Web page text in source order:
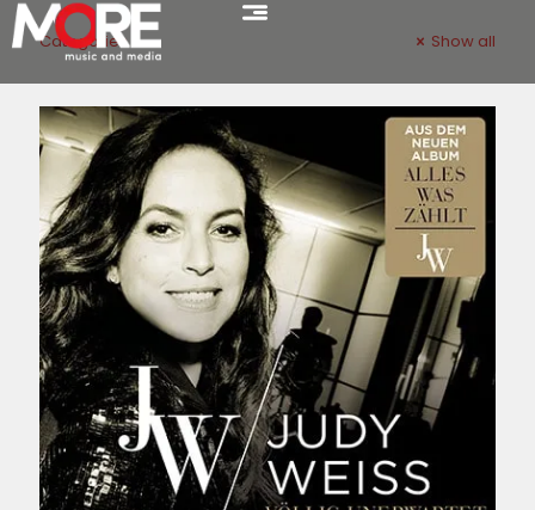
Categories Show all